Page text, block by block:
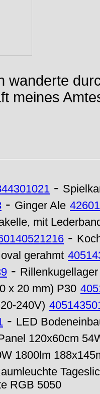
wanderte
meines
-
- Ginger Ale
mit
-
gerahmt
-
x 20 mm) P30
240V)
- LED
120x60cm
1800lm
RGB 5050